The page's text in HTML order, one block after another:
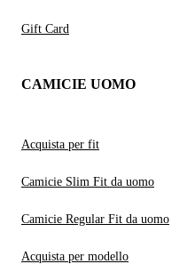
Gift Card
CAMICIE UOMO
Acquista per fit
Camicie Slim Fit da uomo
Camicie Regular Fit da uomo
Acquista per modello